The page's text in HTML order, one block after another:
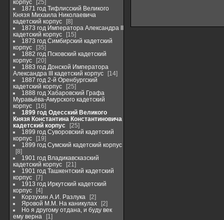
корпус
25
1871 год Тифлисский Великого
Князя Михаила Николаевича
кадетский корпус
8
1873 год Императора Александра II
кадетский корпус
15
1873 год Симбирский кадетский
корпус
35
1882 год Псковский кадетский
корпус
20
1883 год Донской Императора
Александра III кадетский корпус
14
1887 год 2-й Оренбургский
кадетский корпус
25
1888 год Хабаровский Графа
Муравьёва-Амурского кадетский
корпус
16
1899 год Одесский Великого
Князя Константина Константиновича
кадетский корпус
25
1899 год Суворовский кадетский
корпус
19
1899 год Сумский кадетский корпус
8
1901 год Владикавсказский
кадетский корпус
21
1901 год Ташкентский кадетский
корпус
7
1913 год Иркутский кадетский
корпус
4
Корзухин А.И. Разлука
2
Яровой М.М. На каникулах
2
Но я другому отдана, и буду век
ему верна
1